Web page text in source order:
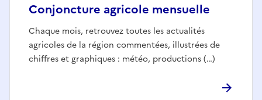
Conjoncture agricole mensuelle
Chaque mois, retrouvez toutes les actualités
agricoles de la région commentées, illustrées de
chiffres et graphiques : météo, productions (…)